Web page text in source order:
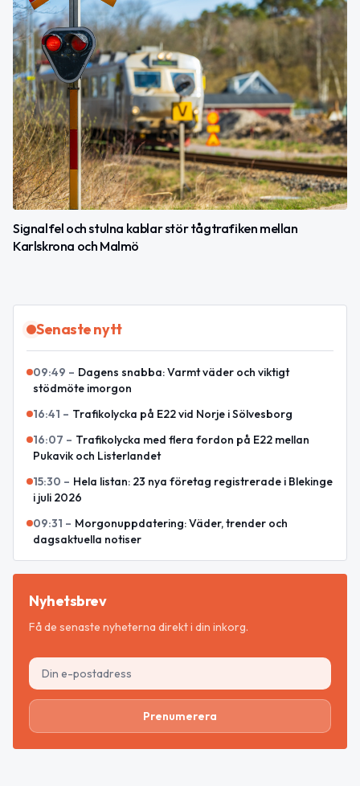
Signalfel och stulna kablar stör tågtrafiken mellan
Karlskrona och Malmö
Senaste nytt
09:49 – Dagens snabba: Varmt väder och viktigt
stödmöte imorgon
16:41 – Trafikolycka på E22 vid Norje i Sölvesborg
16:07 – Trafikolycka med flera fordon på E22 mellan
Pukavik och Listerlandet
15:30 – Hela listan: 23 nya företag registrerade i Blekinge
i juli 2026
09:31 – Morgonuppdatering: Väder, trender och
dagsaktuella notiser
Nyhetsbrev
Få de senaste nyheterna direkt i din inkorg.
Prenumerera